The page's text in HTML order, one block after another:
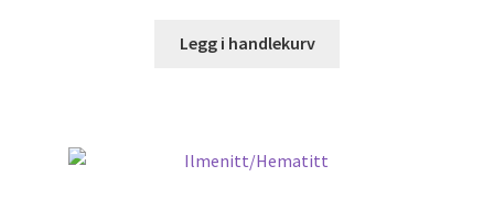
Legg i handlekurv